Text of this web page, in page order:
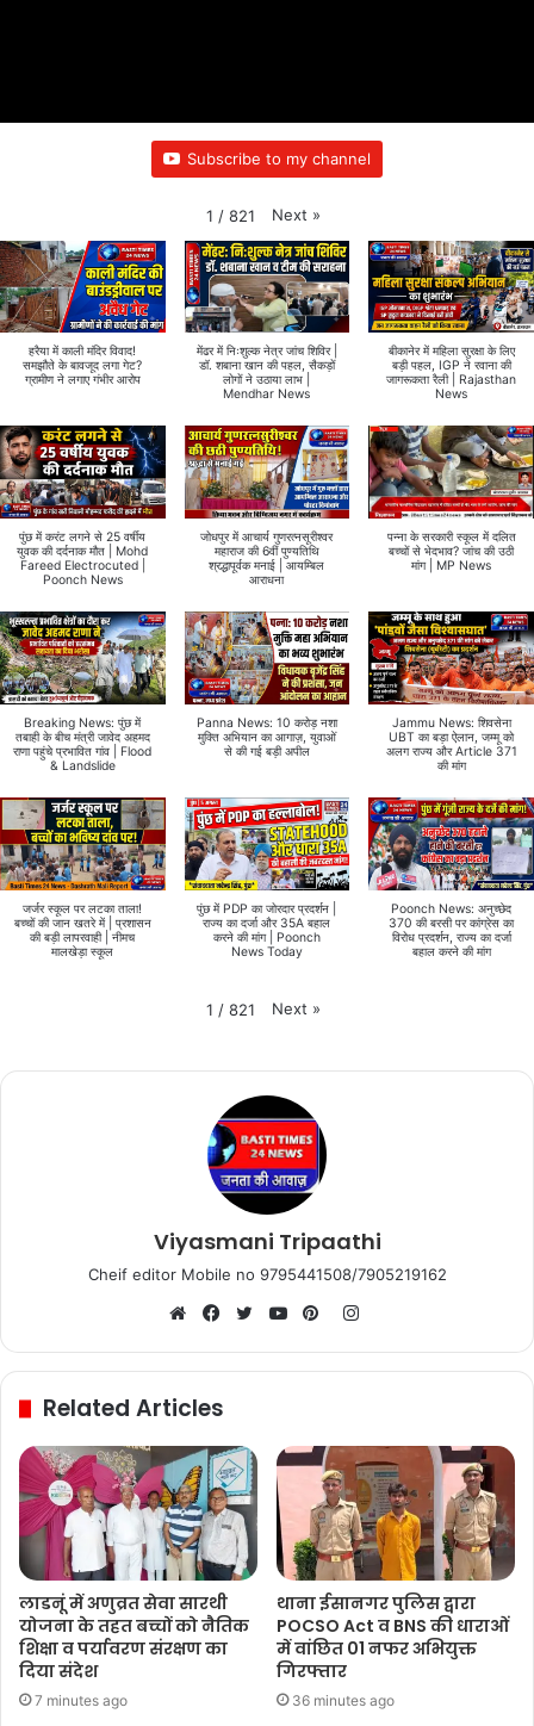
Subscribe to my channel
1 / 821 Next »
हरैया में काली मंदिर विवाद!
समझौते के बावजूद लगा गेट?
ग्रामीण ने लगाए गंभीर आरोप
मेंढर में निःशुल्क नेत्र जांच शिविर |
डॉ. शबाना खान की पहल, सैकड़ों
लोगों ने उठाया लाभ |
Mendhar News
बीकानेर में महिला सुरक्षा के लिए
बड़ी पहल, IGP ने रवाना की
जागरूकता रैली | Rajasthan
News
पुंछ में करंट लगने से 25 वर्षीय
युवक की दर्दनाक मौत | Mohd
Fareed Electrocuted |
Poonch News
जोधपुर में आचार्य गुणरत्नसूरीश्वर
महाराज की 6वीं पुण्यतिथि
श्रद्धापूर्वक मनाई | आयम्बिल
आराधना
पन्ना के सरकारी स्कूल में दलित
बच्चों से भेदभाव? जांच की उठी
मांग | MP News
Breaking News: पुंछ में
तबाही के बीच मंत्री जावेद अहमद
राणा पहुंचे प्रभावित गांव | Flood
& Landslide
Panna News: 10 करोड़ नशा
मुक्ति अभियान का आगाज़, युवाओं
से की गई बड़ी अपील
Jammu News: शिवसेना
UBT का बड़ा ऐलान, जम्मू को
अलग राज्य और Article 371
की मांग
जर्जर स्कूल पर लटका ताला!
बच्चों की जान खतरे में | प्रशासन
की बड़ी लापरवाही | नीमच
मालखेड़ा स्कूल
पुंछ में PDP का जोरदार प्रदर्शन |
राज्य का दर्जा और 35A बहाल
करने की मांग | Poonch
News Today
Poonch News: अनुच्छेद
370 की बरसी पर कांग्रेस का
विरोध प्रदर्शन, राज्य का दर्जा
बहाल करने की मांग
1 / 821 Next »
Viyasmani Tripaathi
Cheif editor Mobile no 9795441508/7905219162
Instagram
Related Articles
लाडनूं में अणुव्रत सेवा सारथी
योजना के तहत बच्चों को नैतिक
शिक्षा व पर्यावरण संरक्षण का
दिया संदेश
7 minutes ago
थाना ईसानगर पुलिस द्वारा
POCSO Act व BNS की धाराओं
में वांछित 01 नफर अभियुक्त
गिरफ्तार
36 minutes ago